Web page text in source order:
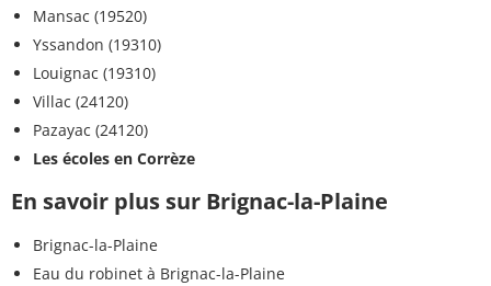
Mansac (19520)
Yssandon (19310)
Louignac (19310)
Villac (24120)
Pazayac (24120)
Les écoles en Corrèze
En savoir plus sur Brignac-la-Plaine
Brignac-la-Plaine
Eau du robinet à Brignac-la-Plaine